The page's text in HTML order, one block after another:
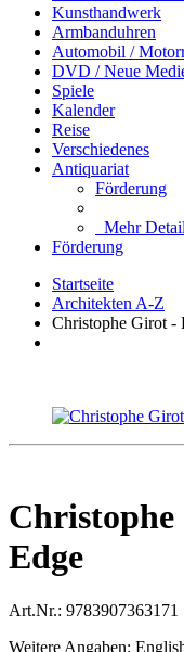
Kunsthandwerk
Armbanduhren
Automobil /
DVD / Neue
Spiele
Kalender
Reise
Verschiedenes
Antiquariat
Förderung
Mehr
Förderung
Startseite
Architekten A-Z
Christophe Girot -
Edge
Art.Nr.: 9783907363171
Weitere Angaben: